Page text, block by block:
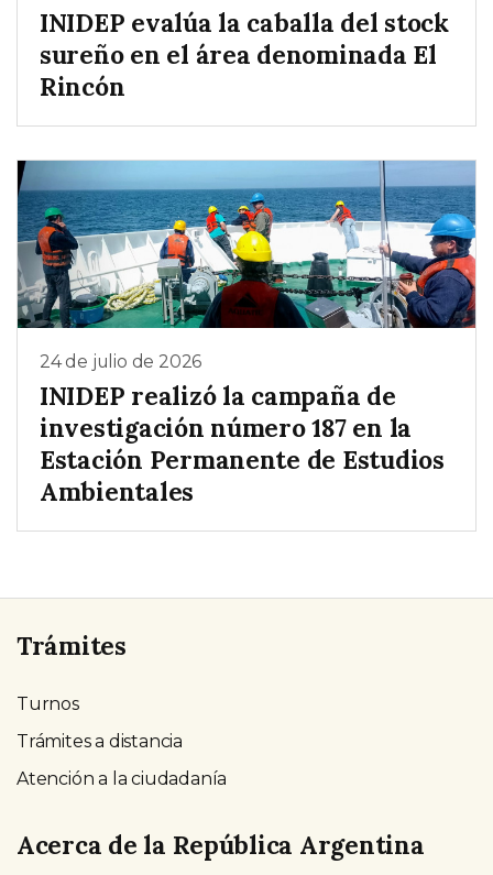
INIDEP evalúa la caballa del stock
sureño en el área denominada El
Rincón
24 de julio de 2026
INIDEP realizó la campaña de
investigación número 187 en la
Estación Permanente de Estudios
Ambientales
Trámites
Turnos
Trámites a distancia
Atención a la ciudadanía
Acerca de la República Argentina